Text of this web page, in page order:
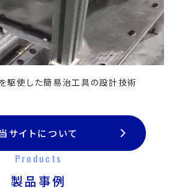
駆使した簡易治工具の設計技術
当サイトについて
Products
製品事例